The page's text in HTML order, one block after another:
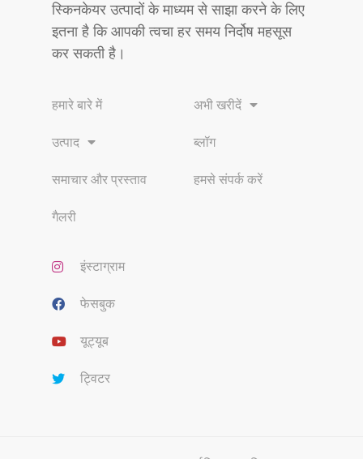
स्किनकेयर उत्पादों के माध्यम से साझा करने के लिए
इतना है कि आपकी त्वचा हर समय निर्दोष महसूस
कर सकती है।
हमारे बारे में
उत्पाद
समाचार और प्रस्ताव
गैलरी
अभी खरीदें
ब्लॉग
हमसे संपर्क करें
इंस्टाग्राम
फेसबुक
यूट्यूब
ट्विटर